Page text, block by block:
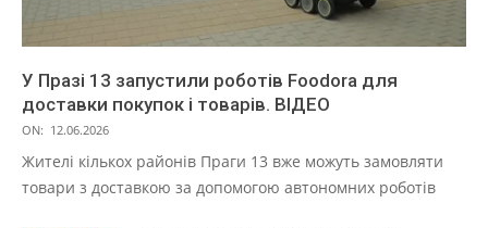
У Празі 13 запустили роботів Foodora для
доставки покупок і товарів. ВІДЕО
ON: 12.06.2026
Жителі кількох районів Праги 13 вже можуть замовляти
товари з доставкою за допомогою автономних роботів